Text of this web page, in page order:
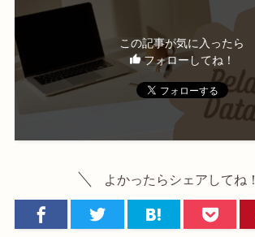
この記事が気に入ったら
フォローしてね！
よかったらシェアしてね！